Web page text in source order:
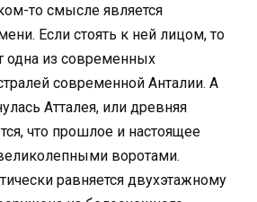
то смысле является
Если стоять к ней лицом, то
одна из современных
современной Анталии. А
Атталея, или древняя
что прошлое и настоящее
воротами.
равняется двухэтажному